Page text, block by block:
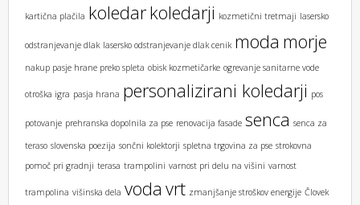
kartična plačila koledarkoledarji kozmetični tretmaji lasersko
odstranjevanje dlak lasersko odstranjevanje dlak cenik moda morje
nakup pasje hrane preko spleta obisk kozmetičarke ogrevanje sanitarne vode
otroška igra pasja hrana personalizirani koledarji pos
potovanje prehranska dopolnila za pse renovacija fasade senca senca za
teraso slovenska poezija sončni kolektorji spletna trgovina za pse strokovna
pomoč pri gradnji terasa trampolini varnost pri delu na višini varnost
trampolina višinska dela voda vrt zmanjšanje stroškov energije Človek